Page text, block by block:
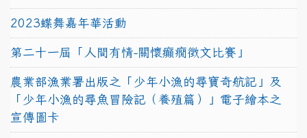
2023蝶舞嘉年華活動
第二十一屆「人間有情-關懷癲癇徵文比賽」
農業部漁業署出版之「少年小漁的尋寶奇航記」及
「少年小漁的尋魚冒險記（養殖篇）」電子繪本之
宣傳圖卡